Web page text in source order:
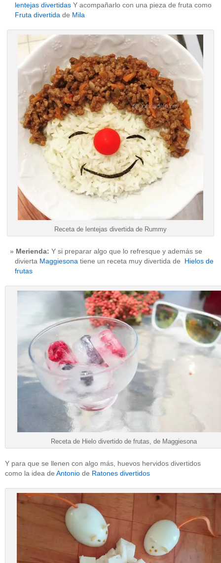
lentejas divertidas Y acompañarlo con una pieza de fruta como
Fruta divertida de Mila
Receta de lentejas divertida de Rummy
Merienda: Y si preparar algo que lo refresque y además se
divierta Maggiesona tiene un receta muy divertida de Hielos de
frutas
Receta de Hielo divertido de frutas, de Maggiesona
Y para que se llenen con algo más, huevos hervidos divertidos
como la idea de Antonio de Ratones divertidos